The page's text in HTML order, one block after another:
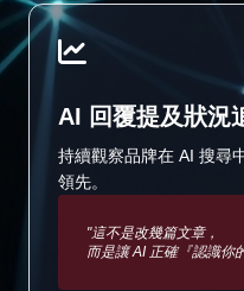
AI 回覆提及狀況
持續觀察品牌在 AI 搜尋
領先。
"這不是改幾篇文章，
而是讓 AI 正確『認識你